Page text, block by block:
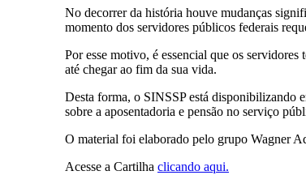
No decorrer da história houve mudanças
momento dos servidores públicos federais
Por esse motivo, é essencial que os
até chegar ao fim da sua vida.
Desta forma, o SINSSP está disponibilizando
sobre a aposentadoria e pensão no serviço
O material foi elaborado pelo grupo Wagner
Acesse a Cartilha clicando aqui.